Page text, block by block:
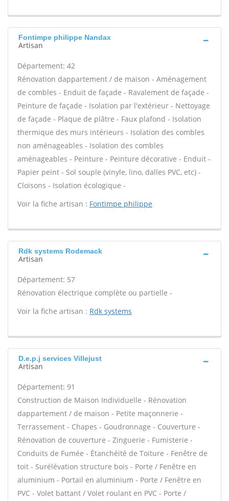
Fontimpe philippe Nandax
Artisan
Département: 42
Rénovation dappartement / de maison - Aménagement
de combles - Enduit de façade - Ravalement de façade -
Peinture de façade - Isolation par l'extérieur - Nettoyage
de façade - Plaque de plâtre - Faux plafond - Isolation
thermique des murs intérieurs - Isolation des combles
non aménageables - Isolation des combles
aménageables - Peinture - Peinture décorative - Enduit -
Papier peint - Sol souple (vinyle, lino, dalles PVC, etc) -
Cloisons - Isolation écologique -
Voir la fiche artisan : Fontimpe philippe
Rdk systems Rodemack
Artisan
Département: 57
Rénovation électrique complète ou partielle -
Voir la fiche artisan : Rdk systems
D.e.p.j services Villejust
Artisan
Département: 91
Construction de Maison Individuelle - Rénovation
dappartement / de maison - Petite maçonnerie -
Terrassement - Chapes - Goudronnage - Couverture -
Rénovation de couverture - Zinguerie - Fumisterie -
Conduits de Fumée - Étanchéité de Toiture - Fenêtre de
toit - Surélévation structure bois - Porte / Fenêtre en
aluminium - Portail en aluminium - Porte / Fenêtre en
PVC - Volet battant / Volet roulant en PVC - Porte /